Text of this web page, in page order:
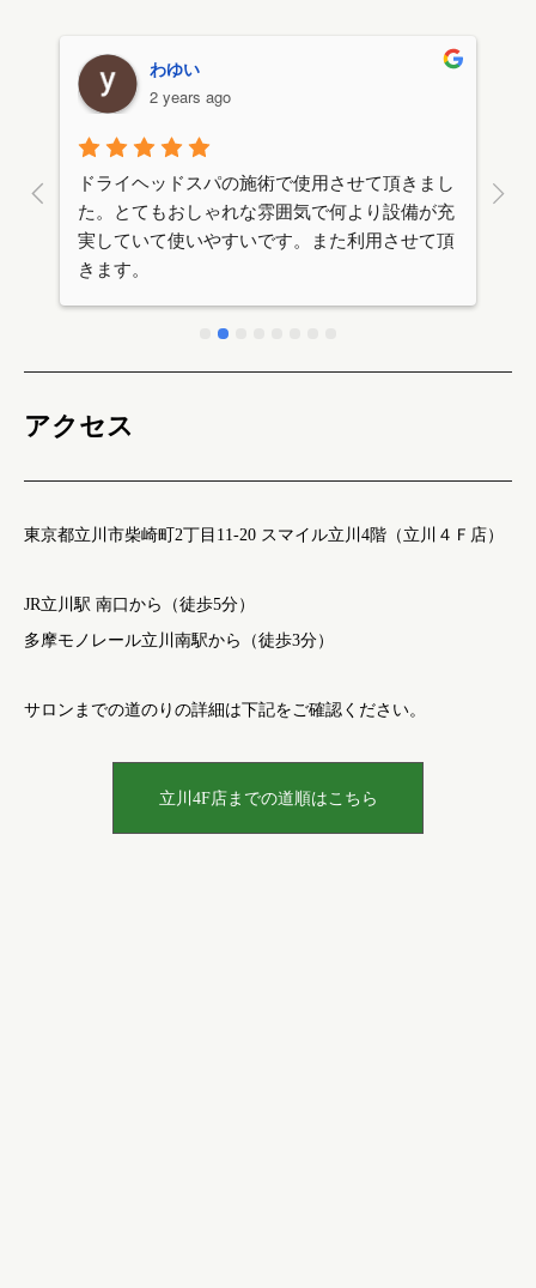
わゆい
2 years ago
ドライヘッドスパの施術で使用させて頂きまし
た。とてもおしゃれな雰囲気で何より設備が充
実していて使いやすいです。また利用させて頂
きます。
アクセス
東京都立川市柴崎町2丁目11-20 スマイル立川4階（立川４Ｆ店）
JR立川駅 南口から（徒歩5分）
多摩モノレール立川南駅から（徒歩3分）
サロンまでの道のりの詳細は下記をご確認ください。
立川4F店までの道順はこちら